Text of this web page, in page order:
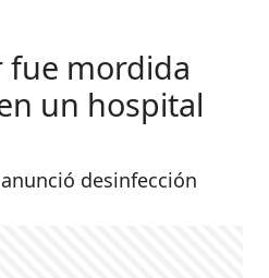
fue mordida
un hospital
desinfección